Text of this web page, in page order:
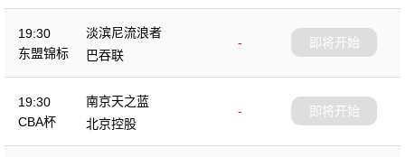
19:30
东盟锦标
淡滨尼流浪者
-
巴吞联
即将开始
19:30
CBA杯
南京天之蓝
-
北京控股
即将开始